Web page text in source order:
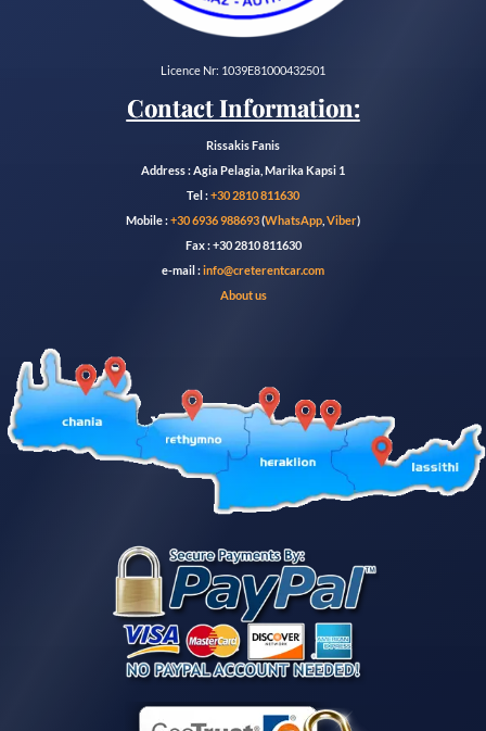
Licence Nr: 1039E81000432501
Contact Information:
Rissakis Fanis
Address : Agia Pelagia, Marika Kapsi 1
Tel :+30 2810 811630
Mobile :+30 6936 988693(WhatsApp Viber)
Fax : +30 2810 811630
e-mail :info@creterentcar.com
About us